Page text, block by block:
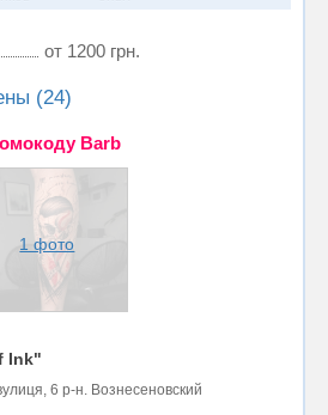
от 1200 грн.
(24)
Barb
1 фото
Ink"
6 р-н. Вознесеновский